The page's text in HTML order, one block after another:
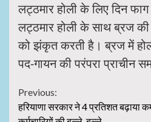
लट्ठमार होली के लिए दिन फाग
लट्ठमार होली के साथ ब्रज
को झंकृत करती है। ब्रज में
पद-गायन की परंपरा प्राचीन
Continue
Previous:
हरियाणा सरकार ने 4 प्रतिशत बढ़ाया